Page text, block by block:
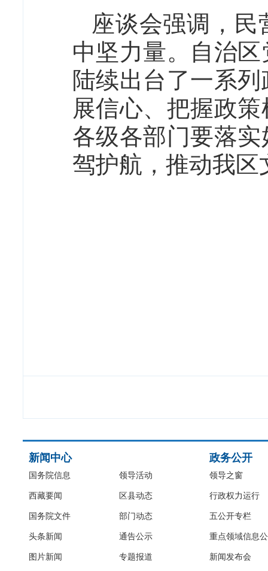
座谈会强调，
中坚力量。自治
陆续出台了一系
展信心、把握政
各级各部门要落
驾护航，推动我
新闻中心
国务院信息
西藏要闻
国务院文件
头条新闻
图片新闻
领导活动
区县动态
部门动态
通告公示
专题报道
政务公开
领导之窗
行政权力运行
五公开专栏
重点领域信息
新闻发布会